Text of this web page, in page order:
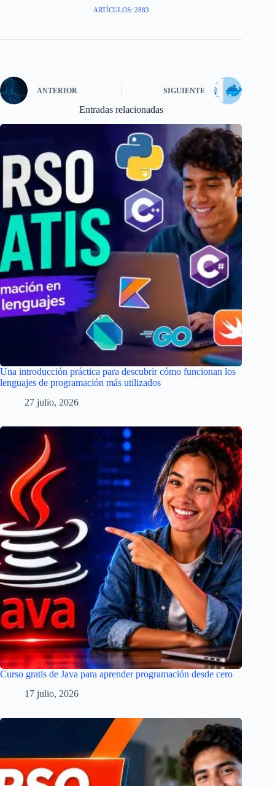
ARTÍCULOS: 2883
ANTERIOR SIGUIENTE
Entradas relacionadas
Una introducción práctica para descubrir cómo funcionan los
lenguajes de programación más utilizados
27 julio, 2026
Curso gratis de Java para aprender programación desde cero
17 julio, 2026